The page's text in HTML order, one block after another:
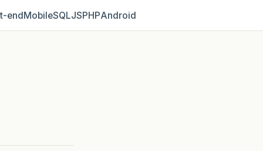
MobileSQLJSPHPAndroid